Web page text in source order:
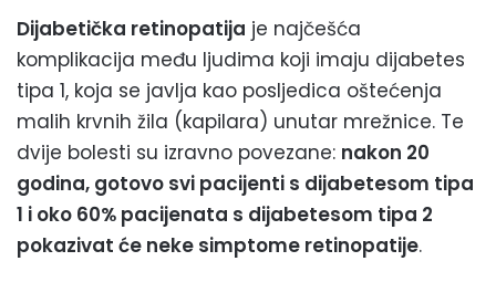
Dijabetička retinopatija je najčešća
komplikacija među ljudima koji imaju dijabetes
tipa 1, koja se javlja kao posljedica oštećenja
malih krvnih žila (kapilara) unutar mrežnice. Te
dvije bolesti su izravno povezane: nakon 20
godina, gotovo svi pacijenti s dijabetesom tipa
1 i oko 60% pacijenata s dijabetesom tipa 2
pokazivat će neke simptome retinopatije.